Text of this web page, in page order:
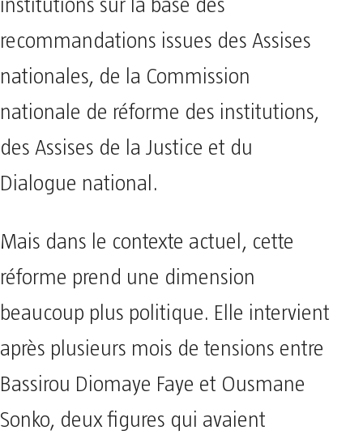
institutions sur la base des
recommandations issues des Assises
nationales, de la Commission
nationale de réforme des institutions,
des Assises de la Justice et du
Dialogue national.
Mais dans le contexte actuel, cette
réforme prend une dimension
beaucoup plus politique. Elle intervient
après plusieurs mois de tensions entre
Bassirou Diomaye Faye et Ousmane
Sonko, deux figures qui avaient